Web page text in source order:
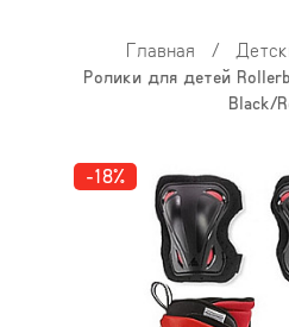
Главная /
Ролики для детей
Black/
-18%